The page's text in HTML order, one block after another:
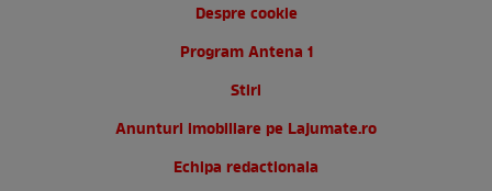
Despre cookie
Program Antena 1
Stiri
Anunturi imobiliare pe Lajumate.ro
Echipa redactionala